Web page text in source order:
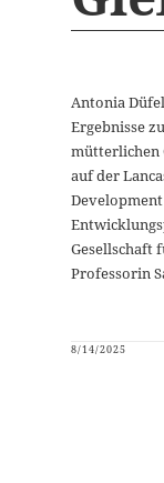
Antonia
Ergebnisse
mütterlichen
auf der
Gesellschaft
Professorin
8/14/2025